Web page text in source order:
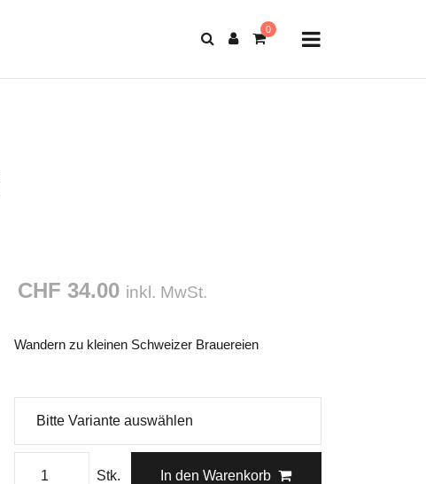
CHF 34.00 inkl. MwSt.
Wandern zu kleinen Schweizer Brauereien
Stk. In den Warenkorb